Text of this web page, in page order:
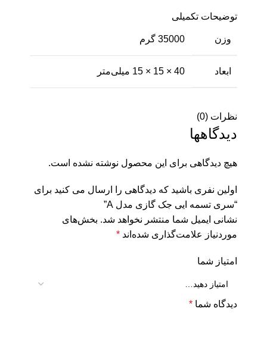
توضیحات تکمیلی
وزن 35000 گرم
ابعاد 40 × 15 × 15 میلی‌متر
نظرات (0)
دیدگاهها
هیچ دیدگاهی برای این محصول نوشته نشده است.
اولین نفری باشید که دیدگاهی را ارسال می کنید برای
“سری تسمه ایی جک گازی مدل A”
نشانی ایمیل شما منتشر نخواهد شد. بخش‌های
موردنیاز علامت‌گذاری شده‌اند *
امتیاز شما
دیدگاه شما *